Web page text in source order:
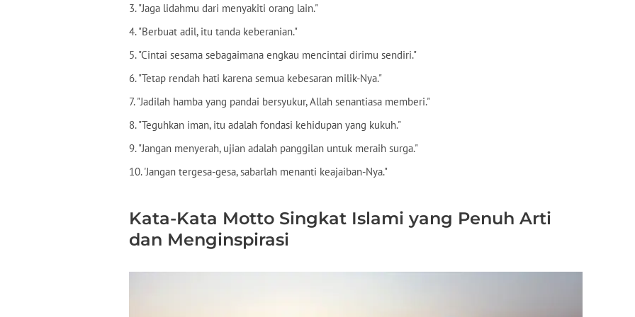
3. "Jaga lidahmu dari menyakiti orang lain."
4. "Berbuat adil, itu tanda keberanian."
5. "Cintai sesama sebagaimana engkau mencintai dirimu sendiri."
6. "Tetap rendah hati karena semua kebesaran milik-Nya."
7. "Jadilah hamba yang pandai bersyukur, Allah senantiasa memberi."
8. "Teguhkan iman, itu adalah fondasi kehidupan yang kukuh."
9. "Jangan menyerah, ujian adalah panggilan untuk meraih surga."
10. 'Jangan tergesa-gesa, sabarlah menanti keajaiban-Nya."
Kata-Kata Motto Singkat Islami yang Penuh Arti
dan Menginspirasi